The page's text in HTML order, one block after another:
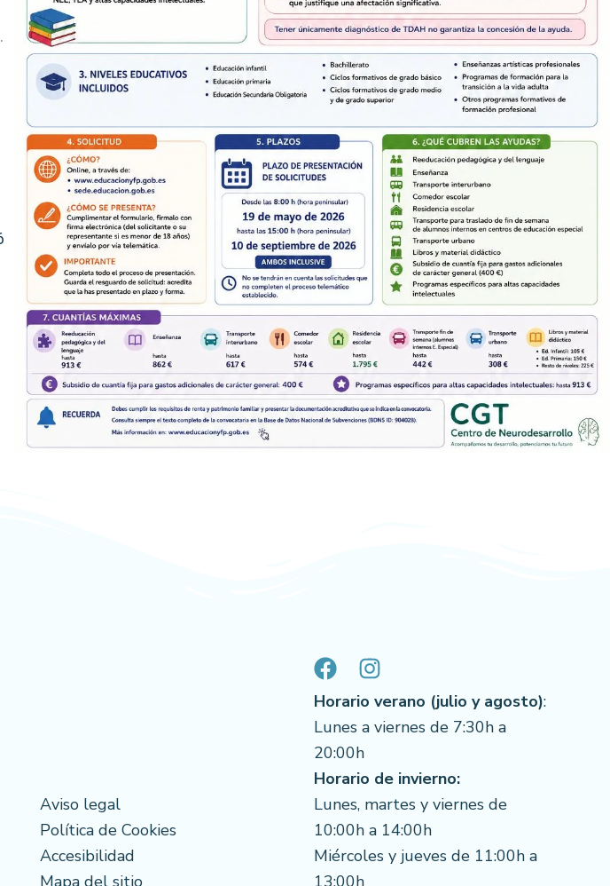
Aviso legal
Política de Cookies
Accesibilidad
Mapa del sitio
Horario verano (julio y agosto):
Lunes a viernes de 7:30h a
20:00h
Horario de invierno:
Lunes, martes y viernes de
10:00h a 14:00h
Miércoles y jueves de 11:00h a
13:00h